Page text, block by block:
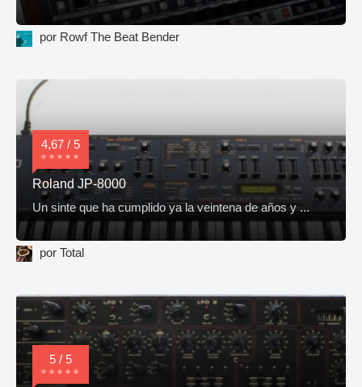
por Rowf The Beat Bender
4,67 / 5
Roland JP-8000
Un sinte que ha cumplido ya la veintena de años y ...
por Total
5 / 5